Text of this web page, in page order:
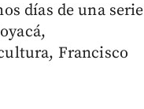
días de una serie
Francisco